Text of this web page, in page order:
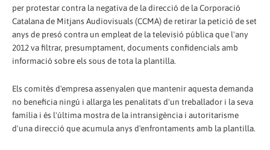
per protestar contra la negativa de la direcció de la Corporació
Catalana de Mitjans Audiovisuals (CCMA) de retirar la petició de set
anys de presó contra un empleat de la televisió pública que l'any
2012 va filtrar, presumptament, documents confidencials amb
informació sobre els sous de tota la plantilla.
Els comitès d'empresa assenyalen que mantenir aquesta demanda
no beneficia ningú i allarga les penalitats d'un treballador i la seva
família i és l'última mostra de la intransigència i autoritarisme
d'una direcció que acumula anys d'enfrontaments amb la plantilla.